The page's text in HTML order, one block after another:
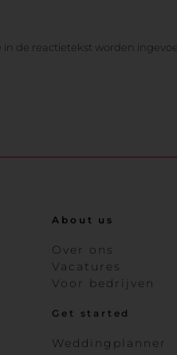
de reactietekst worden
About us
Over ons
Vacatures
Voor bedrijven
Get started
Weddingplanner